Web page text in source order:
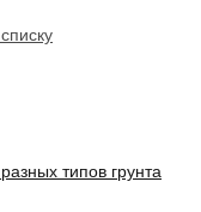
типов грунта